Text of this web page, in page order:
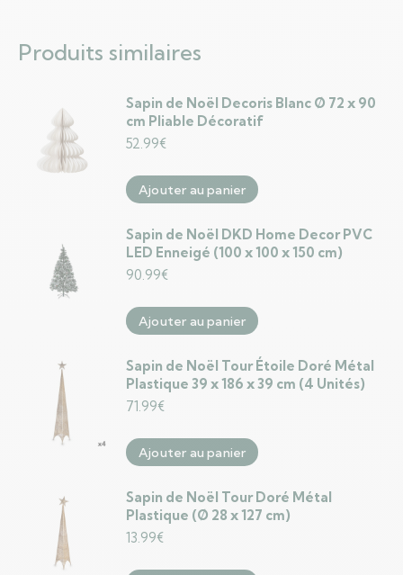
Produits similaires
Sapin de Noël Decoris Blanc Ø 72 x 90
cm Pliable Décoratif
52.99€
Ajouter au panier
Sapin de Noël DKD Home Decor PVC
LED Enneigé (100 x 100 x 150 cm)
90.99€
Ajouter au panier
Sapin de Noël Tour Étoile Doré Métal
Plastique 39 x 186 x 39 cm (4 Unités)
71.99€
Ajouter au panier
Sapin de Noël Tour Doré Métal
Plastique (Ø 28 x 127 cm)
13.99€